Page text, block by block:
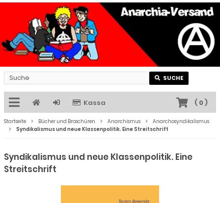
SUCHE
Kassa ( 0)
Startseite Bücher und Broschüren Anarchismus
Anarchosyndikalismus
Syndikalismus und neue Klassenpolitik. Eine Streitschrift
Syndikalismus und neue Klassenpolitik. Eine
Streitschrift